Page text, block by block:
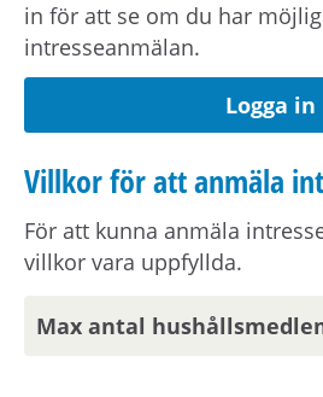
Om din anställning inte är i
behöver du visa att din
pendlingsavstånd från
Visningsinformation
Om du är en av dem som blir
eller få ny kompletterande
in för att se om du har
intresseanmälan.
Logga in
Villkor för att anmäla
För att kunna anmäla
villkor vara uppfyllda.
Max antal